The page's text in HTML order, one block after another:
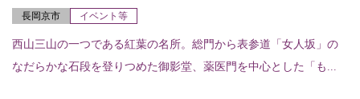
長岡京市 イベント等
西山三山の一つである紅葉の名所。総門から表参道「女人坂」の
なだらかな石段を登りつめた御影堂、薬医門を中心とした「も...